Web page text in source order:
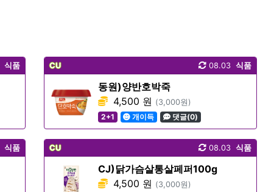
식품 CU 식품
08.03
동원)양반호박죽
4,500 원 (3,000원)
2+1
개이득 댓글(0)
식품 CU 식품
08.03
CJ)닭가슴살통살페퍼100g
4,500 원 (3,000원)